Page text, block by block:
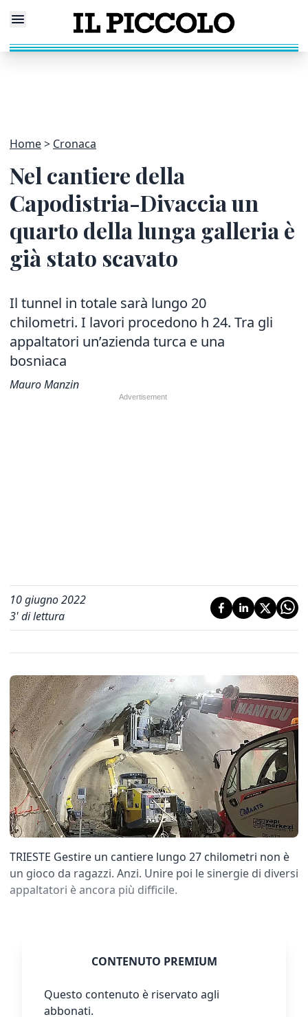
Home Cronaca
Nel cantiere della
Capodistria-Divaccia un
quarto della lunga galleria è
già stato scavato
Il tunnel in totale sarà lungo 20
chilometri. I lavori procedono h 24. Tra gli
appaltatori un’azienda turca e una
bosniaca
Mauro Manzin
10 giugno 2022
3' di lettura
TRIESTE Gestire un cantiere lungo 27 chilometri non è
un gioco da ragazzi. Anzi. Unire poi le sinergie di diversi
appaltatori è ancora più difficile.
CONTENUTO PREMIUM
Questo contenuto è riservato agli
abbonati.